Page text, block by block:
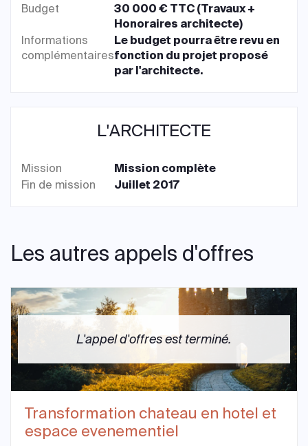
Budget
30 000 € TTC (Travaux +
Honoraires architecte)
Informations
complémentaires
Le budget pourra être revu en
fonction du projet proposé
par l'architecte.
L'ARCHITECTE
Mission
Mission complète
Fin de mission
Juillet 2017
Les autres appels d'offres
L'appel d'offres est terminé.
Transformation chateau en hotel et
espace evenementiel